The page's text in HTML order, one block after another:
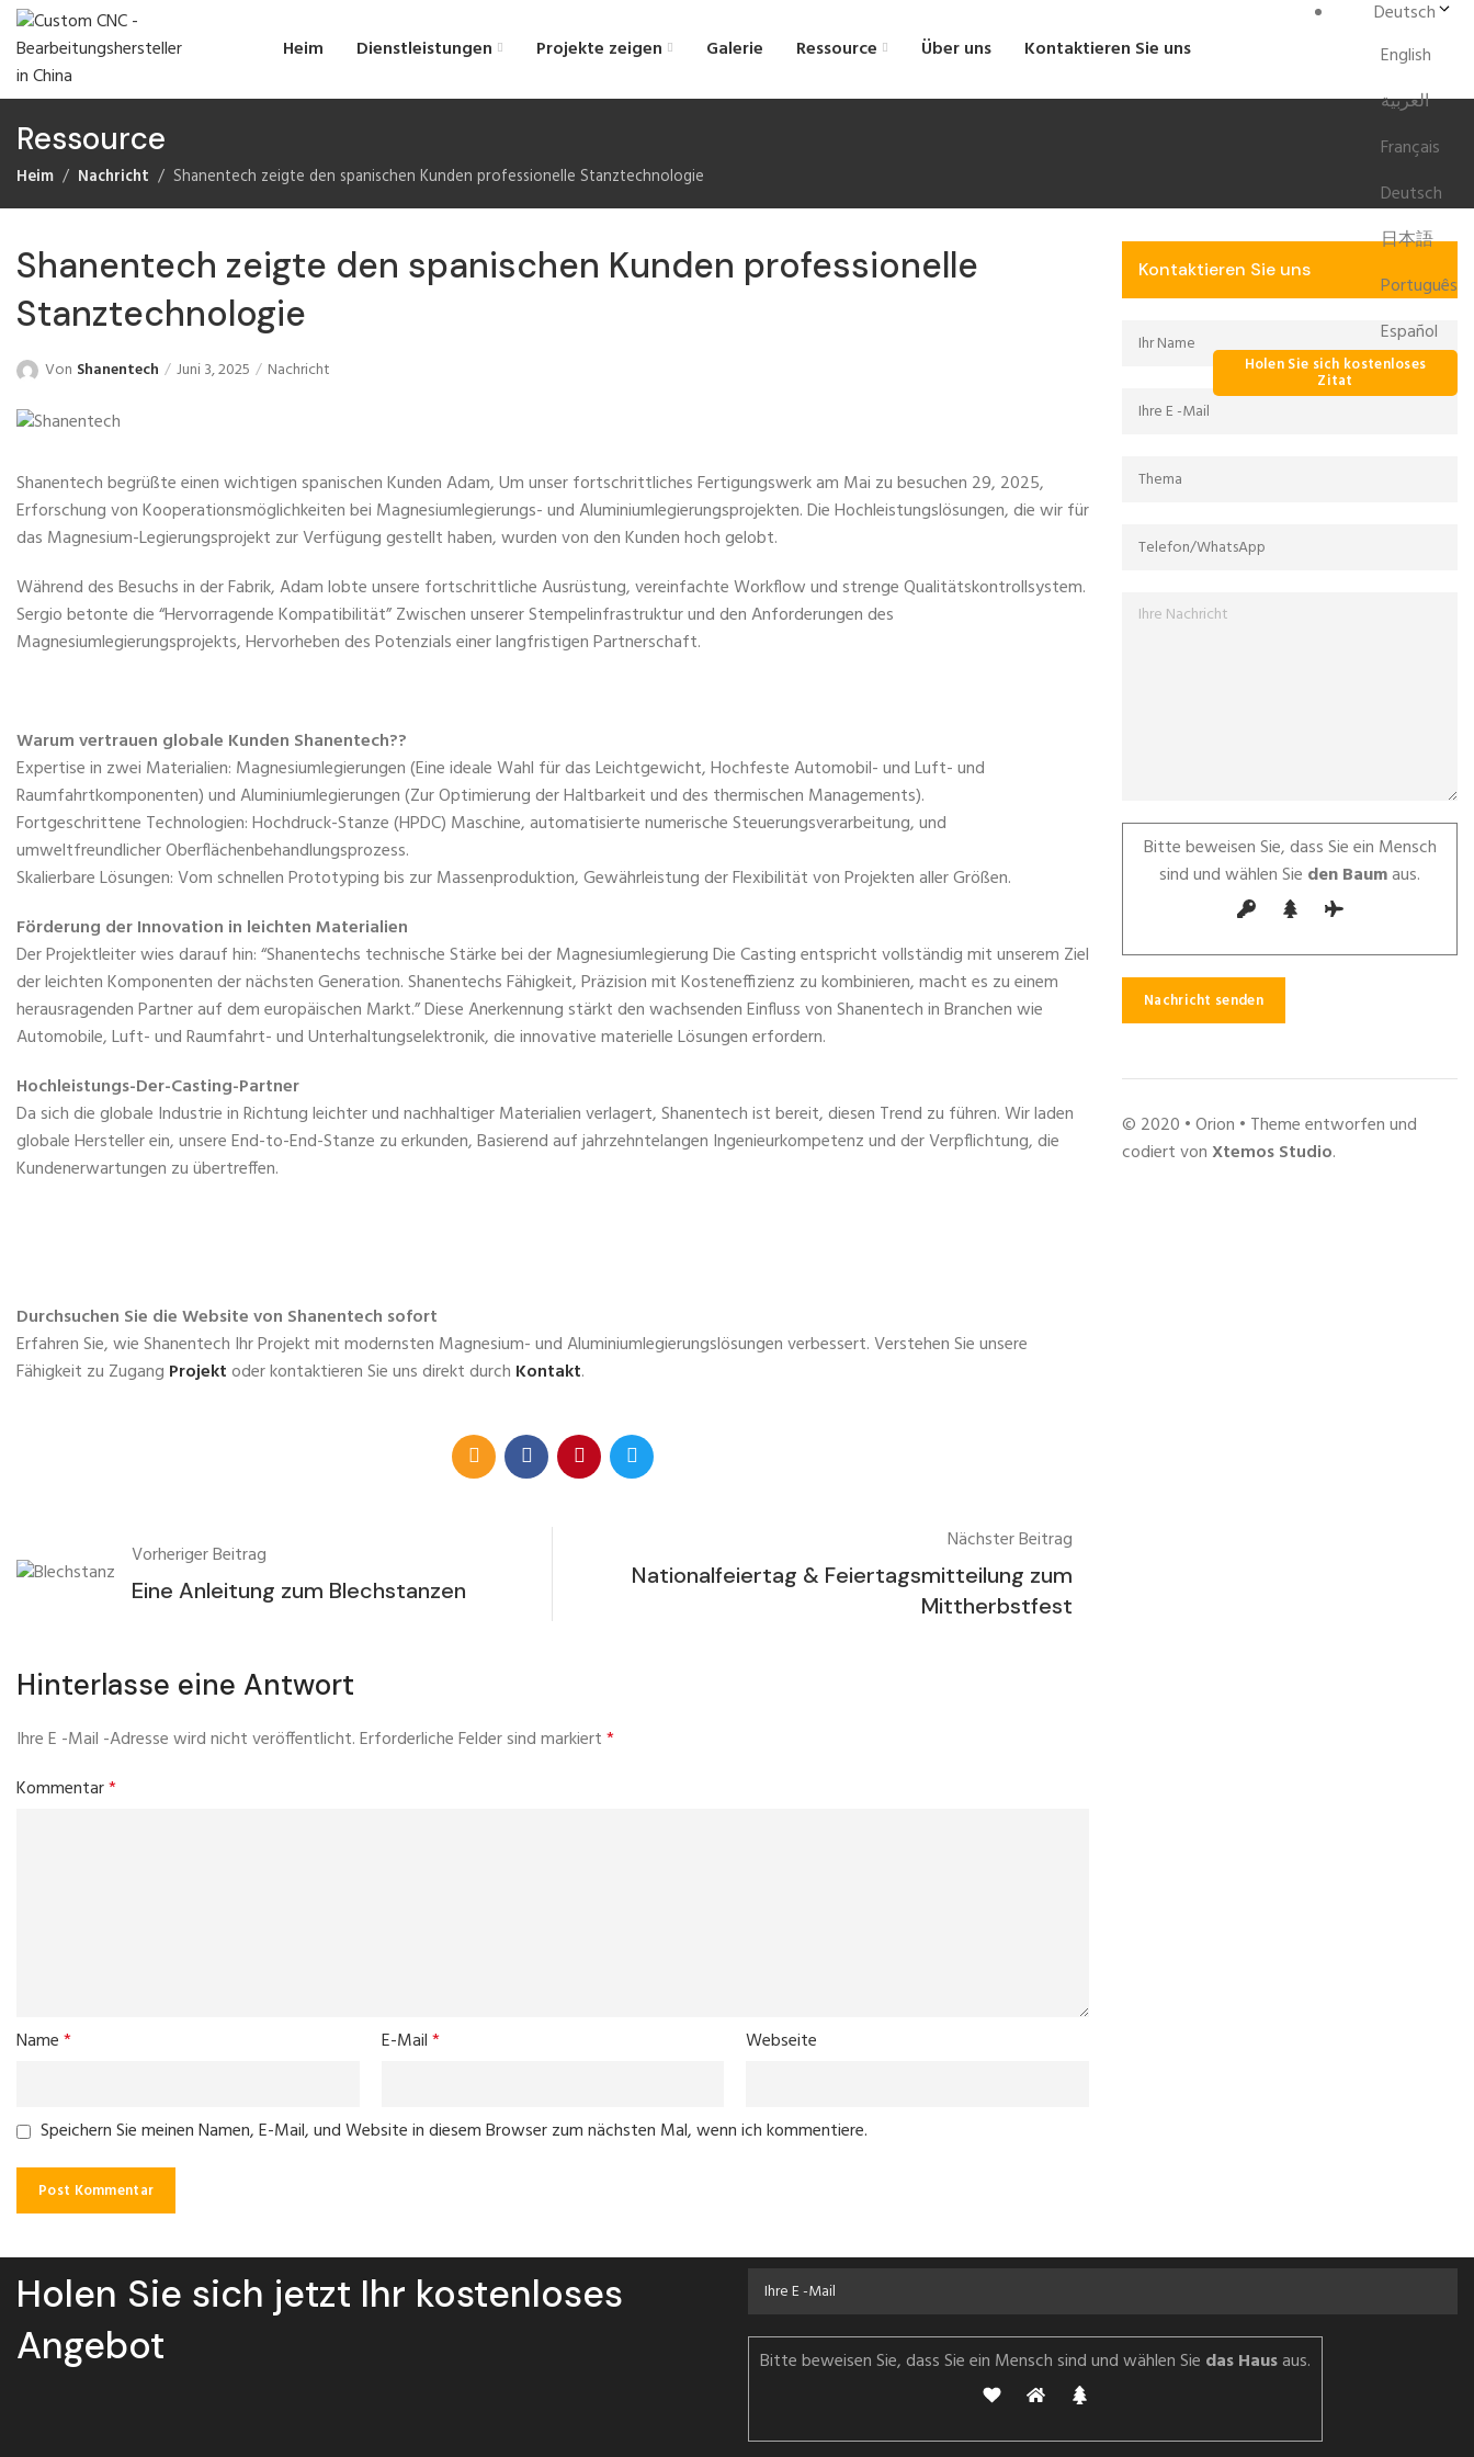
Heim Dienstleistungen Projekte zeigen Galerie Ressource Über uns Kontaktieren Sie uns
Deutsch
English
العربية
Français
Deutsch
日本語
Português
Español
Holen Sie sich kostenloses
Zitat
Ressource
Heim Nachricht Shanentech zeigte den spanischen Kunden professionelle Stanztechnologie
Shanentech zeigte den spanischen Kunden professionelle
Stanztechnologie
Von Shanentech Juni 3, 2025 Nachricht
Shanentech begrüßte einen wichtigen spanischen Kunden Adam, Um unser fortschrittliches Fertigungswerk am Mai zu besuchen 29, 2025,
Erforschung von Kooperationsmöglichkeiten bei Magnesiumlegierungs- und Aluminiumlegierungsprojekten. Die Hochleistungslösungen, die wir für
das Magnesium-Legierungsprojekt zur Verfügung gestellt haben, wurden von den Kunden hoch gelobt.
Während des Besuchs in der Fabrik, Adam lobte unsere fortschrittliche Ausrüstung, vereinfachte Workflow und strenge Qualitätskontrollsystem.
Sergio betonte die “Hervorragende Kompatibilität” Zwischen unserer Stempelinfrastruktur und den Anforderungen des
Magnesiumlegierungsprojekts, Hervorheben des Potenzials einer langfristigen Partnerschaft.
Warum vertrauen globale Kunden Shanentech??
Expertise in zwei Materialien: Magnesiumlegierungen (Eine ideale Wahl für das Leichtgewicht, Hochfeste Automobil- und Luft- und
Raumfahrtkomponenten) und Aluminiumlegierungen (Zur Optimierung der Haltbarkeit und des thermischen Managements).
Fortgeschrittene Technologien: Hochdruck-Stanze (HPDC) Maschine, automatisierte numerische Steuerungsverarbeitung, und
umweltfreundlicher Oberflächenbehandlungsprozess.
Skalierbare Lösungen: Vom schnellen Prototyping bis zur Massenproduktion, Gewährleistung der Flexibilität von Projekten aller Größen.
Förderung der Innovation in leichten Materialien
Der Projektleiter wies darauf hin: “Shanentechs technische Stärke bei der Magnesiumlegierung Die Casting entspricht vollständig mit unserem Ziel
der leichten Komponenten der nächsten Generation. Shanentechs Fähigkeit, Präzision mit Kosteneffizienz zu kombinieren, macht es zu einem
herausragenden Partner auf dem europäischen Markt.” Diese Anerkennung stärkt den wachsenden Einfluss von Shanentech in Branchen wie
Automobile, Luft- und Raumfahrt- und Unterhaltungselektronik, die innovative materielle Lösungen erfordern.
Hochleistungs-Der-Casting-Partner
Da sich die globale Industrie in Richtung leichter und nachhaltiger Materialien verlagert, Shanentech ist bereit, diesen Trend zu führen. Wir laden
globale Hersteller ein, unsere End-to-End-Stanze zu erkunden, Basierend auf jahrzehntelangen Ingenieurkompetenz und der Verpflichtung, die
Kundenerwartungen zu übertreffen.
Durchsuchen Sie die Website von Shanentech sofort
Erfahren Sie, wie Shanentech Ihr Projekt mit modernsten Magnesium- und Aluminiumlegierungslösungen verbessert. Verstehen Sie unsere
Fähigkeit zu Zugang Projektoder kontaktieren Sie uns direkt durch Kontakt.
Vorheriger Beitrag
Eine Anleitung zum Blechstanzen
Nächster Beitrag
Nationalfeiertag & Feiertagsmitteilung zum
Mittherbstfest
Hinterlasse eine Antwort
Ihre E -Mail -Adresse wird nicht veröffentlicht.Erforderliche Felder sind markiert*
Kommentar*
Name* E-Mail* Webseite
Speichern Sie meinen Namen, E-Mail, und Website in diesem Browser zum nächsten Mal, wenn ich kommentiere.
Kontaktieren Sie uns
Bitte beweisen Sie, dass Sie ein Mensch
sind und wählen Sie den Baumaus.
© 2020 • Orion • Theme entworfen und
codiert vonXtemos Studio.
Holen Sie sich jetzt Ihr kostenloses
Angebot
Bitte beweisen Sie, dass Sie ein Mensch sind und wählen Sie das Hausaus.